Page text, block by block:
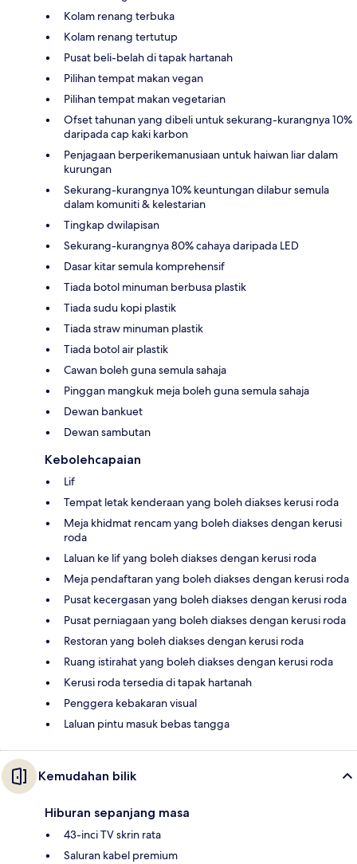
Kolam renang terbuka
Kolam renang tertutup
Pusat beli-belah di tapak hartanah
Pilihan tempat makan vegan
Pilihan tempat makan vegetarian
Ofset tahunan yang dibeli untuk sekurang-kurangnya 10%
daripada cap kaki karbon
Penjagaan berperikemanusiaan untuk haiwan liar dalam
kurungan
Sekurang-kurangnya 10% keuntungan dilabur semula
dalam komuniti & kelestarian
Tingkap dwilapisan
Sekurang-kurangnya 80% cahaya daripada LED
Dasar kitar semula komprehensif
Tiada botol minuman berbusa plastik
Tiada sudu kopi plastik
Tiada straw minuman plastik
Tiada botol air plastik
Cawan boleh guna semula sahaja
Pinggan mangkuk meja boleh guna semula sahaja
Dewan bankuet
Dewan sambutan
Kebolehcapaian
Lif
Tempat letak kenderaan yang boleh diakses kerusi roda
Meja khidmat rencam yang boleh diakses dengan kerusi
roda
Laluan ke lif yang boleh diakses dengan kerusi roda
Meja pendaftaran yang boleh diakses dengan kerusi roda
Pusat kecergasan yang boleh diakses dengan kerusi roda
Pusat perniagaan yang boleh diakses dengan kerusi roda
Restoran yang boleh diakses dengan kerusi roda
Ruang istirahat yang boleh diakses dengan kerusi roda
Kerusi roda tersedia di tapak hartanah
Penggera kebakaran visual
Laluan pintu masuk bebas tangga
Kemudahan bilik
Hiburan sepanjang masa
43-inci TV skrin rata
Saluran kabel premium